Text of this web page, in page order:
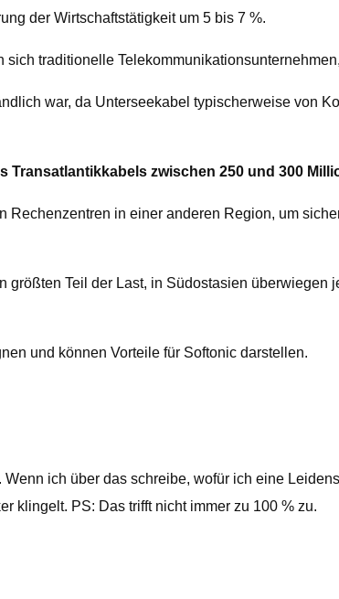
der Wirtschaftstätigkeit um 5 bis 7 %.
traditionelle
war, da Unterseekabel typischerweise von
Transatlantikkabels zwischen 250 und 300
in einer anderen Region, um
größten Teil der Last, in Südostasien
und können Vorteile für Softonic darstellen.
ich über das schreibe, wofür ich eine
klingelt. PS: Das trifft nicht immer zu 100 % zu.